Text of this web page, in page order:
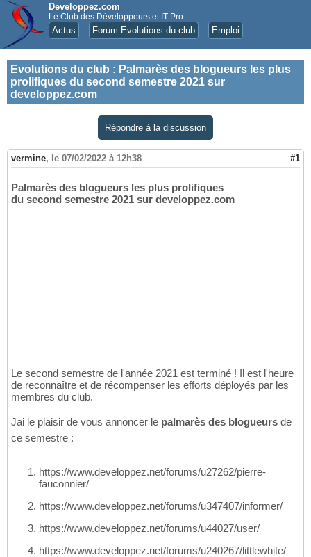
Developpez.com
Le Club des Développeurs et IT Pro
Actus Forum Evolutions du club Emploi
Evolutions du club : Palmarès des blogueurs les plus
prolifiques du second semestre 2021 sur
developpez.com
Répondre à la discussion
vermine, le 07/02/2022 à 12h38 #1
Palmarès des blogueurs les plus prolifiques
du second semestre 2021 sur developpez.com
Le second semestre de l'année 2021 est terminé ! Il est l'heure
de reconnaître et de récompenser les efforts déployés par les
membres du club.
Jai le plaisir de vous annoncer le palmarès des blogueurs de
ce semestre :
https://www.developpez.net/forums/u27262/pierre-
fauconnier/
https://www.developpez.net/forums/u347407/informer/
https://www.developpez.net/forums/u44027/user/
https://www.developpez.net/forums/u240267/littlewhite/